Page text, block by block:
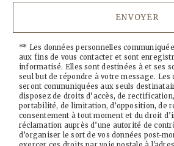
ENVOYER
** Les données personnelles
aux fins de vous contacter et sont
informatisé. Elles sont destinées à et ses
seul but de répondre à votre message. Les
seront communiquées aux seuls
disposez de droits d’accès, de
portabilité, de limitation, d’opposition, de
consentement à tout moment et du droit
réclamation auprès d’une autorité de
d’organiser le sort de vos données post-